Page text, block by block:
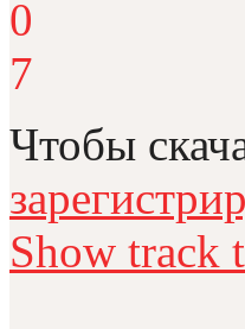
0
7
Чтобы
Show track